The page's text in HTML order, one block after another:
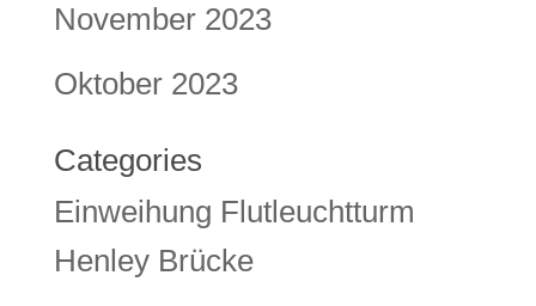
November 2023
Oktober 2023
Categories
Einweihung Flutleuchtturm
Henley Brücke